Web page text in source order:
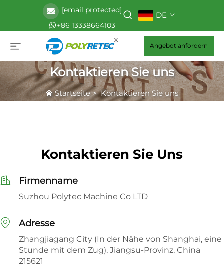
[email protected]
+86 13338664103
DE
Angebot anfordern
Kontaktieren Sie uns
Startseite>Kontaktieren Sie uns
Kontaktieren Sie Uns
Firmenname
Suzhou Polytec Machine Co LTD
Adresse
Zhangjiagang City (In der Nähe von Shanghai, eine
Stunde mit dem Zug), Jiangsu-Provinz, China
215621